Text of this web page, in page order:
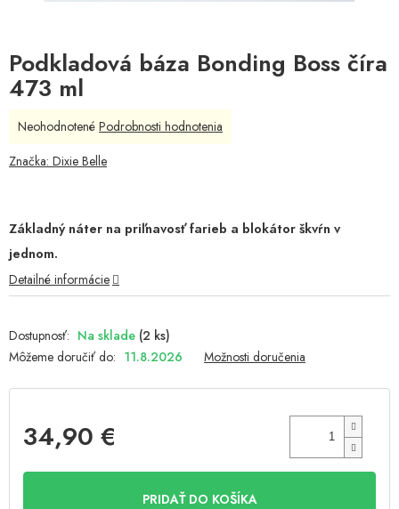
Podkladová báza Bonding Boss číra
473 ml
Na sklade (2 ks)
Môžeme doručiť do: 11.8.2026 Možnosti doručenia
34,90 €
PRIDAŤ DO KOŠÍKA
Základný náter na priľnavosť farieb a blokátor škvŕn v
jednom.
Detailné informácie
Priemerné
produktu
5
hviezdičiek.
Neohodnotené Podrobnosti hodnotenia
Značka: Dixie Belle